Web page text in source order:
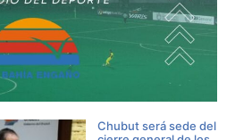
Chubut será sede del